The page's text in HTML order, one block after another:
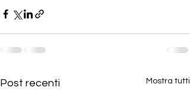
Post recenti Mostra tutti